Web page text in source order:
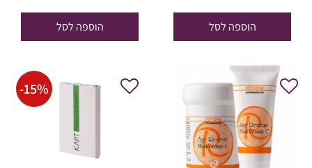
₪91.00.
הוספה לסל
₪409.00.
הוספה לסל
-15%